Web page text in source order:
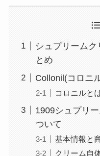
シュプリームク
とめ
Collonil(コロニ
コロニルと
1909シュプリ
ついて
基本情報と
クリーム自